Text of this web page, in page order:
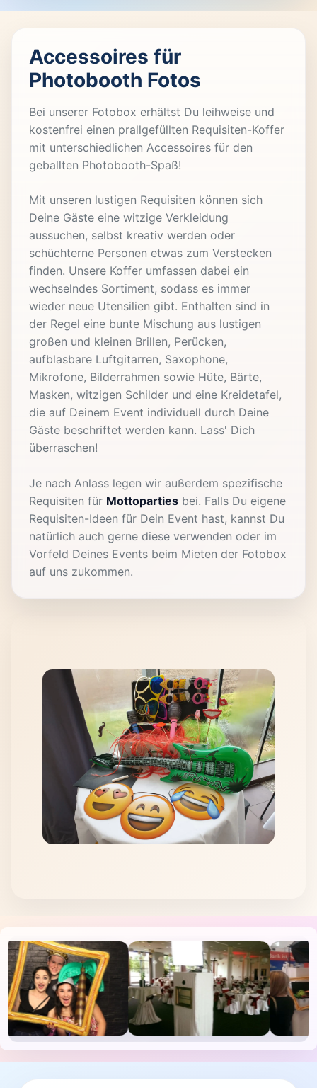
Accessoires für
Photobooth Fotos
Bei unserer Fotobox erhältst Du leihweise und
kostenfrei einen prallgefüllten Requisiten-Koffer
mit unterschiedlichen Accessoires für den
geballten Photobooth-Spaß!
Mit unseren lustigen Requisiten können sich
Deine Gäste eine witzige Verkleidung
aussuchen, selbst kreativ werden oder
schüchterne Personen etwas zum Verstecken
finden. Unsere Koffer umfassen dabei ein
wechselndes Sortiment, sodass es immer
wieder neue Utensilien gibt. Enthalten sind in
der Regel eine bunte Mischung aus lustigen
großen und kleinen Brillen, Perücken,
aufblasbare Luftgitarren, Saxophone,
Mikrofone, Bilderrahmen sowie Hüte, Bärte,
Masken, witzigen Schilder und eine Kreidetafel,
die auf Deinem Event individuell durch Deine
Gäste beschriftet werden kann. Lass' Dich
überraschen!
Je nach Anlass legen wir außerdem spezifische
Requisiten für Mottoparties bei. Falls Du eigene
Requisiten-Ideen für Dein Event hast, kannst Du
natürlich auch gerne diese verwenden oder im
Vorfeld Deines Events beim Mieten der Fotobox
auf uns zukommen.